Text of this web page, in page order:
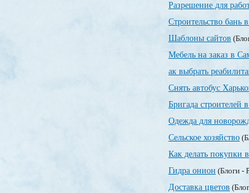
Разрешение для
Строительство бань
Шаблоны сайтов
Мебель на заказ в
ак выбрать
Снять автобус
Бригада строителей
Одежда для
Сельское хозяйство
Как делать покупки
Гидра онион (Блоги -
Доставка цветов